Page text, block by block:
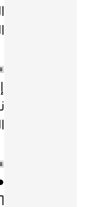
1 ـ لا يتبع منتدى منهل الثقافة التربوية أي مؤسسة أو منظمة حكومية ... فمنهل لثقافتك !